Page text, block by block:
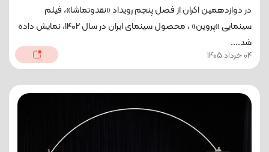
در دوازدهمین اکران از فصل پنجم رویداد «نقدوتماشا»، فیلم
سینمایی «پروین» ، محصول سینمای ایران در سال ۱۴۰۲، نمایش داده
شد....
04 خرداد 1405